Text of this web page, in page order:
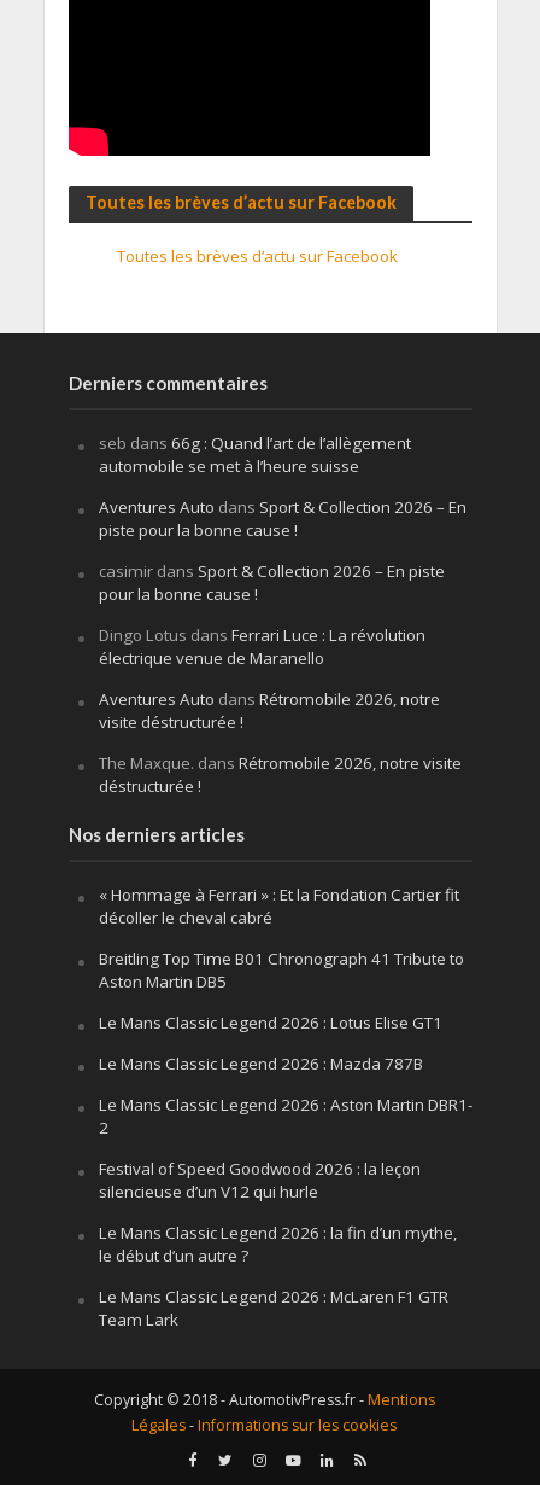
Toutes les brèves d’actu sur Facebook
Toutes les brèves d’actu sur Facebook
Derniers commentaires
seb dans 66g : Quand l’art de l’allègement
automobile se met à l’heure suisse
Aventures Auto dans Sport & Collection 2026 – En
piste pour la bonne cause !
casimirdans Sport & Collection 2026 – En piste
pour la bonne cause !
Dingo Lotus dans Ferrari Luce : La révolution
électrique venue de Maranello
Aventures Auto dans Rétromobile 2026, notre
visite déstructurée !
The Maxque. dans Rétromobile 2026, notre visite
déstructurée !
Nos derniers articles
« Hommage à Ferrari » : Et la Fondation Cartier fit
décoller le cheval cabré
Breitling Top Time B01 Chronograph 41 Tribute to
Aston Martin DB5
Le Mans Classic Legend 2026 : Lotus Elise GT1
Le Mans Classic Legend 2026 : Mazda 787B
Le Mans Classic Legend 2026 : Aston Martin DBR1-
2
Festival of Speed Goodwood 2026 : la leçon
silencieuse d’un V12 qui hurle
Le Mans Classic Legend 2026 : la fin d’un mythe,
le début d’un autre ?
Le Mans Classic Legend 2026 : McLaren F1 GTR
Team Lark
Copyright © 2018 - AutomotivPress.fr -Mentions
Légales-Informations sur les cookies